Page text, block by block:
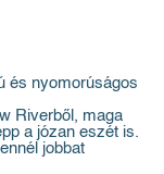
és nyomorúságos
Riverből, maga
a józan eszét is.
jobbat